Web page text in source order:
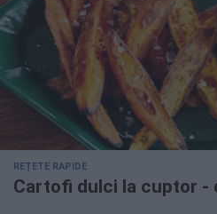
REȚETE RAPIDE
Cartofi dulci la cuptor -